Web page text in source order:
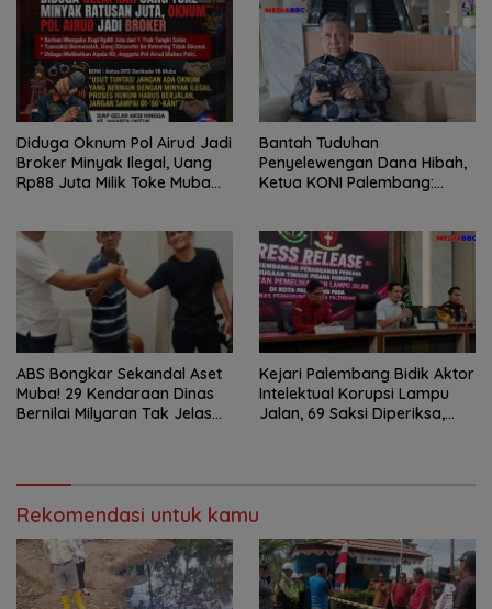
Tuntas
Diduga Oknum Pol Airud Jadi
Broker Minyak Ilegal, Uang
Rp88 Juta Milik Toke Muba
Bantah Tuduhan
Penyelewengan Dana Hibah,
Ketua KONI Palembang:
ABS Bongkar Sekandal Aset
Muba! 29 Kendaraan Dinas
Bernilai Milyaran Tak Jelas
Kejari Palembang Bidik Aktor
Intelektual Korupsi Lampu
Jalan, 69 Saksi Diperiksa,
Rekomendasi untuk kamu